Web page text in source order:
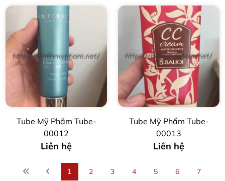
Tube Mỹ Phẩm Tube-
00012
Liên hệ
Tube Mỹ Phẩm Tube-
00013
Liên hệ
1 2 3 4 5 6
7